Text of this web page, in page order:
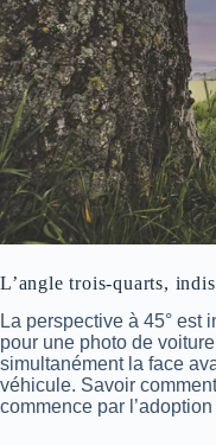
L’angle trois-quarts,
La perspective à 45° est
pour une photo de
simultanément la face
véhicule. Savoir
commence par